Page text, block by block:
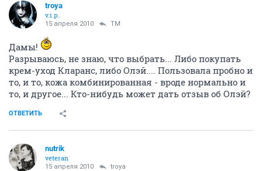
troya
v.i.p.
15 апреля 2010 TM
Дамы!
Разрываюсь, не знаю, что выбрать... Либо покупать
крем-уход Кларанс, либо Олэй.... Пользовала пробно и
то, и то, кожа комбинированная - вроде нормально и
то, и другое... Кто-нибудь может дать отзыв об Олэй?
ОТВЕТИТЬ
nutrik
veteran
15 апреля 2010 troya